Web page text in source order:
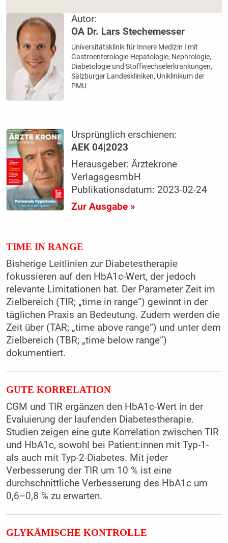
Autor:
OA Dr. Lars Stechemesser
Universitätsklinik für Innere Medizin I mit
Gastroenterologie-Hepatologie, Nephrologie,
Diabetologie und Stoffwechselerkrankungen,
Salzburger Landeskliniken, Uniklinikum der
PMU
Ursprünglich erschienen:
AEK 04|2023
Herausgeber: Ärztekrone
VerlagsgesmbH
Publikationsdatum: 2023-02-24
Zur Ausgabe »
TIME IN RANGE
Bisherige Leitlinien zur Diabetestherapie
fokussieren auf den HbA1c-Wert, der jedoch
relevante Limitationen hat. Der Parameter Zeit im
Zielbereich (TIR; „time in range“) gewinnt in der
täglichen Praxis an Bedeutung. Zudem werden die
Zeit über (TAR; „time above range“) und unter dem
Zielbereich (TBR; „time below range“)
dokumentiert.
GUTE KORRELATION
CGM und TIR ergänzen den HbA1c-Wert in der
Evaluierung der laufenden Diabetestherapie.
Studien zeigen eine gute Korrelation zwischen TIR
und HbA1c, sowohl bei Patient:innen mit Typ-1-
als auch mit Typ-2-Diabetes. Mit jeder
Verbesserung der TIR um 10 % ist eine
durchschnittliche Verbesserung des HbA1c um
0,6–0,8 % zu erwarten.
GLYKÄMISCHE KONTROLLE